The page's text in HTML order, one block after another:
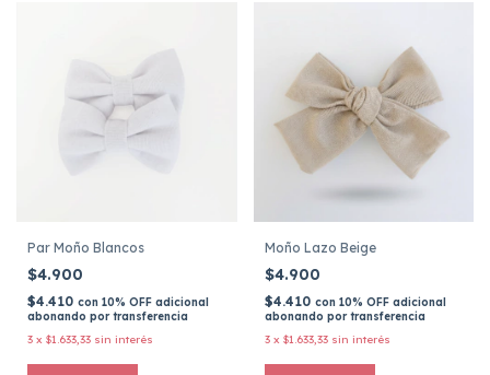
Par Moño Blancos
$4.900
$4.410 con 10% OFF adicional
abonando por transferencia
3 x $1.633,33 sin interés
Moño Lazo Beige
$4.900
$4.410 con 10% OFF adicional
abonando por transferencia
3 x $1.633,33 sin interés